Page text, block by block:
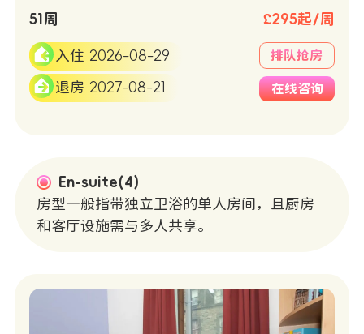
51周 £295起/周
入住 2026-08-29
退房 2027-08-21
排队抢房
在线咨询
En-suite(4)
房型一般指带独立卫浴的单人房间，且厨房
和客厅设施需与多人共享。